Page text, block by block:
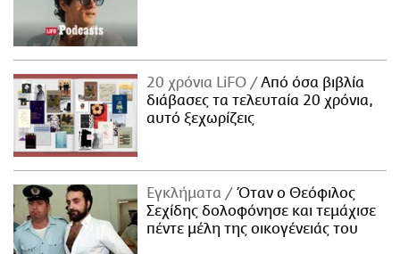
20 χρόνια LiFO
Από όσα βιβλία
διάβασες τα τελευταία 20 χρόνια,
αυτό ξεχωρίζεις
Εγκλήματα
Όταν ο Θεόφιλος
Σεχίδης δολοφόνησε και τεμάχισε
πέντε μέλη της οικογένειάς του